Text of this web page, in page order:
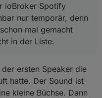
ioBroker Spotify
nur temporär, denn
mal gemacht
in der Liste.
ersten Speaker die
hatte. Der Sound ist
kleine Büchse. Dann